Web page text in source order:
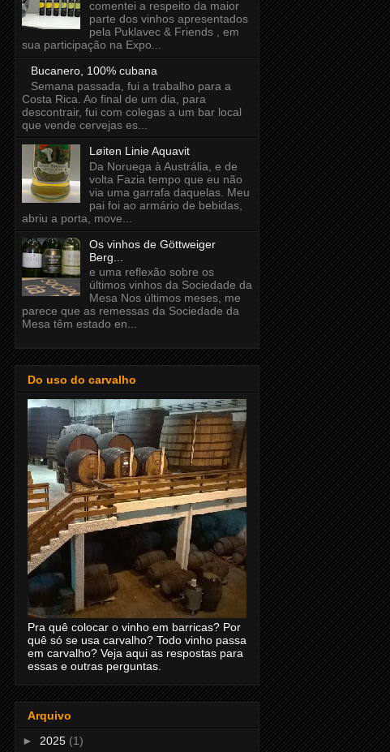
comentei a respeito da maior
parte dos vinhos apresentados
pela Puklavec & Friends , em
sua participação na Expo...
Bucanero, 100% cubana
Semana passada, fui a trabalho para a
Costa Rica. Ao final de um dia, para
descontrair, fui com colegas a um bar local
que vende cervejas es...
Løiten Linie Aquavit
Da Noruega à Austrália, e de
volta Fazia tempo que eu não
via uma garrafa daquelas. Meu
pai foi ao armário de bebidas,
abriu a porta, move...
Os vinhos de Göttweiger
Berg...
e uma reflexão sobre os
últimos vinhos da Sociedade da
Mesa Nos últimos meses, me
parece que as remessas da Sociedade da
Mesa têm estado en...
Do uso do carvalho
Pra quê colocar o vinho em barricas? Por
quê só se usa carvalho? Todo vinho passa
em carvalho? Veja aqui as respostas para
essas e outras perguntas.
Arquivo
► 2025 (1)